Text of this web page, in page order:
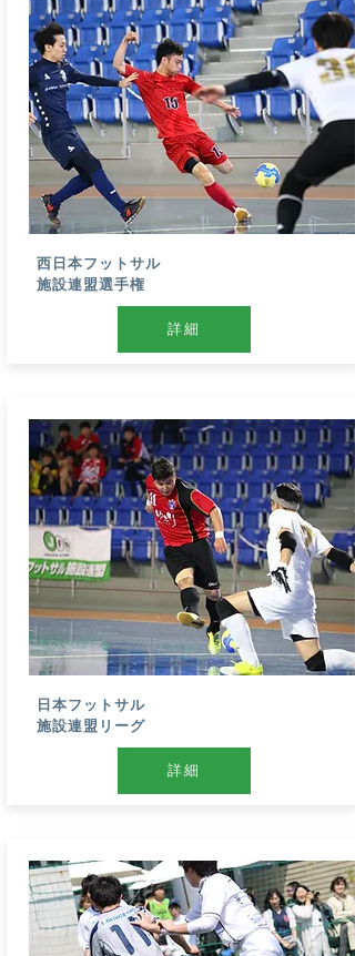
西日本フットサル
施設連盟選手権
詳細
​日本フットサル
施設連盟リーグ
詳細